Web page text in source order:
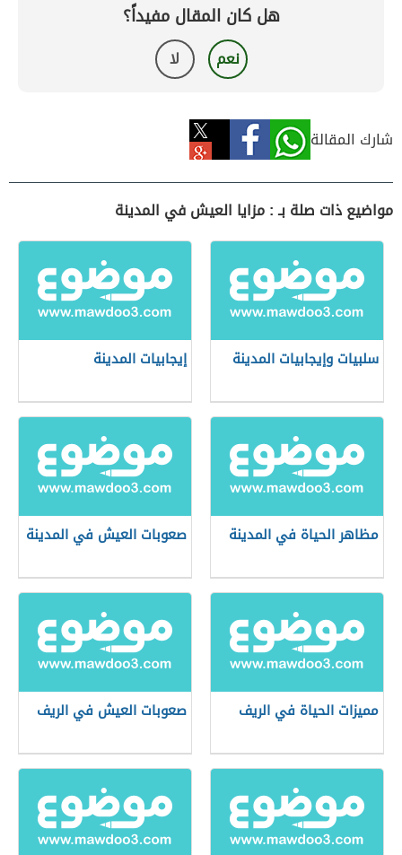
هل كان المقال مفيداً؟
نعم لا
شارك المقالة
مواضيع ذات صلة بـ : مزايا العيش في المدينة
سلبيات وإيجابيات المدينة إيجابيات المدينة
مظاهر الحياة في المدينة صعوبات العيش في المدينة
مميزات الحياة في الريف صعوبات العيش في الريف